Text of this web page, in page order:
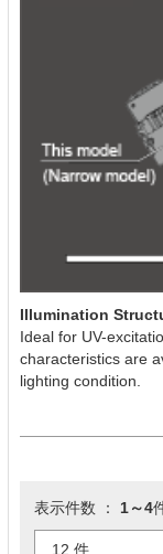
Illumination
Ideal for UV-
characteristics are
lighting condition.
表示件数 ： 1～4